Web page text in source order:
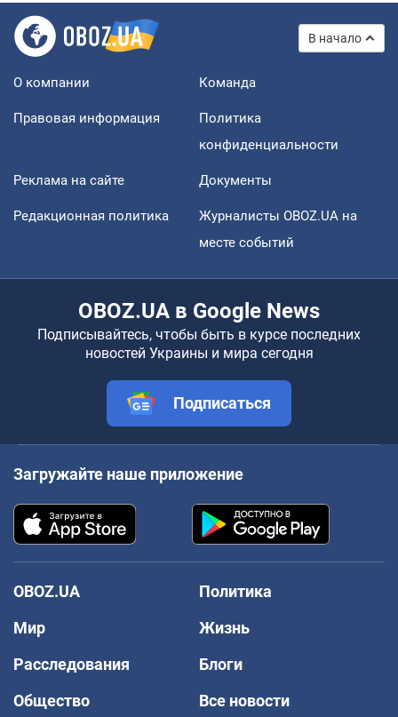
В начало
О компании Команда
Правовая информация
Политика
конфиденциальности
Реклама на сайте Документы
Редакционная политика
Журналисты OBOZ.UA на
месте событий
OBOZ.UA в Google News
Подписывайтесь, чтобы быть в курсе последних
новостей Украины и мира сегодня
Подписаться
Загружайте наше приложение
OBOZ.UA
Политика
Мир
Жизнь
Расследования
Блоги
Общество
Все новости